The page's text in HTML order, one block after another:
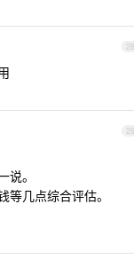
28
29
。
几点综合评估。